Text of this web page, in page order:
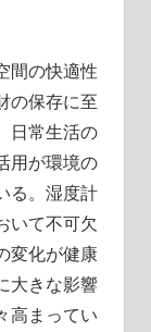
間の快適性
の保存に至
日常生活の
用が環境の
る。湿度計
いて不可欠
変化が健康
大きな影響
高まってい